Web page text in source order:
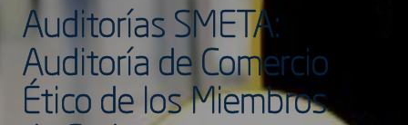
Auditorías SMETA:
Auditoría de Comercio
Ético de los Miembros